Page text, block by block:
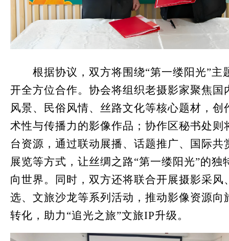
根据协议，双方将围绕“第一缕阳光”主
开全方位合作。协会将组织老摄影家聚焦国
风景、民俗风情、丝路文化等核心题材，创
术性与传播力的影像作品；协作区秘书处则
台资源，通过联动展播、话题推广、国际共
展览等方式，让丝绸之路“第一缕阳光”的独
向世界。同时，双方还将联合开展摄影采风
选、文旅沙龙等系列活动，推动影像资源向
转化，助力“追光之旅”文旅IP升级。